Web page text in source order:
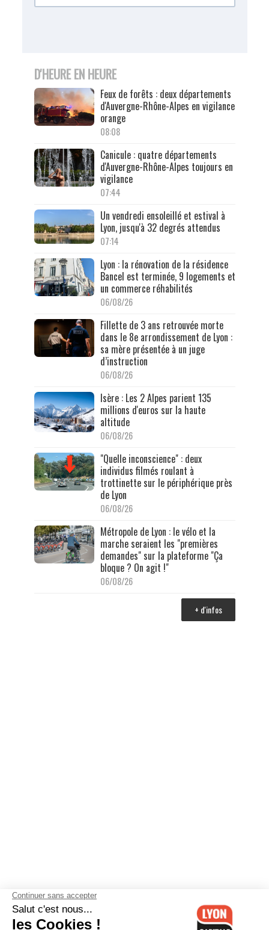
D'HEURE EN HEURE
Feux de forêts : deux départements
d'Auvergne-Rhône-Alpes en vigilance
orange
08:08
Canicule : quatre départements
d'Auvergne-Rhône-Alpes toujours en
vigilance
07:44
Un vendredi ensoleillé et estival à
Lyon, jusqu'à 32 degrés attendus
07:14
Lyon : la rénovation de la résidence
Bancel est terminée, 9 logements et
un commerce réhabilités
06/08/26
Fillette de 3 ans retrouvée morte
dans le 8e arrondissement de Lyon :
sa mère présentée à un juge
d’instruction
06/08/26
Isère : Les 2 Alpes parient 135
millions d'euros sur la haute
altitude
06/08/26
"Quelle inconscience" : deux
individus filmés roulant à
trottinette sur le périphérique près
de Lyon
06/08/26
Métropole de Lyon : le vélo et la
marche seraient les "premières
demandes" sur la plateforme "Ça
bloque ? On agit !"
06/08/26
+ d'infos